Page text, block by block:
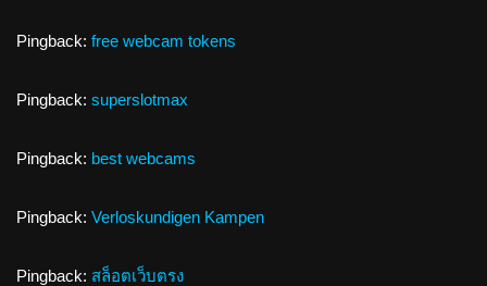
Pingback: free webcam tokens
Pingback: superslotmax
Pingback: best webcams
Pingback: Verloskundigen Kampen
Pingback: สล็อตเว็บตรง